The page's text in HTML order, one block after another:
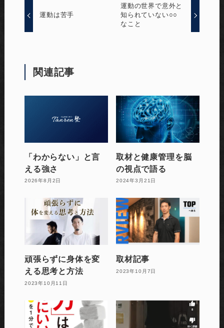
運動は苦手
運動の世界で意外と
知られていない○○
なこと
関連記事
「わからない」と言
える強さ
2026年8月2日
取材と健康管理を脳
の視点で語る
2024年3月21日
頑張らずに身体を変
える思考と方法
2023年10月11日
取材記事
2023年10月7日